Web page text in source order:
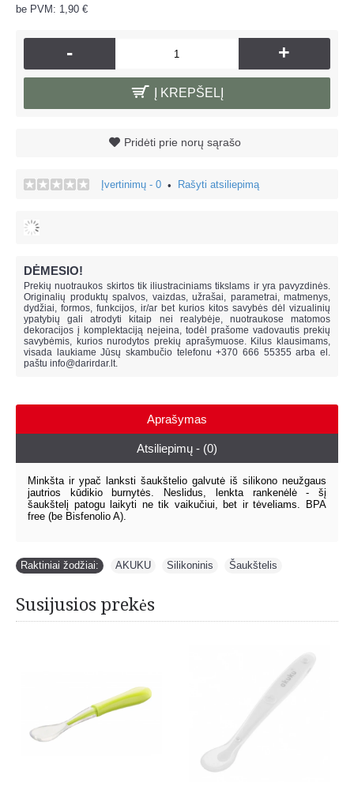
be PVM: 1,90 €
- +
Į KREPŠELĮ
Pridėti prie norų sąrašo
Įvertinimų - 0 • Rašyti atsiliepimą
DĖMESIO!
Prekių nuotraukos skirtos tik iliustraciniams tikslams ir yra pavyzdinės.
Originalių produktų spalvos, vaizdas, užrašai, parametrai, matmenys,
dydžiai, formos, funkcijos, ir/ar bet kurios kitos savybės dėl vizualinių
ypatybių gali atrodyti kitaip nei realybėje, nuotraukose matomos
dekoracijos į komplektaciją neįeina, todėl prašome vadovautis prekių
savybėmis, kurios nurodytos prekių aprašymuose. Kilus klausimams,
visada laukiame Jūsų skambučio telefonu +370 666 55355 arba el.
paštu info@darirdar.lt.
Aprašymas
Atsiliepimų - (0)
Minkšta ir ypač lanksti šaukštelio galvutė iš silikono neužgaus
jautrios kūdikio burnytės. Neslidus, lenkta rankenėlė - šį
šaukštelį patogu laikyti ne tik vaikučiui, bet ir tėveliams. BPA
free (be Bisfenolio A).
Raktiniai žodžiai: AKUKU Silikoninis Šaukštelis
Susijusios prekės